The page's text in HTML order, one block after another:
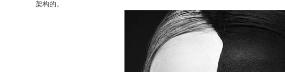
架构的。